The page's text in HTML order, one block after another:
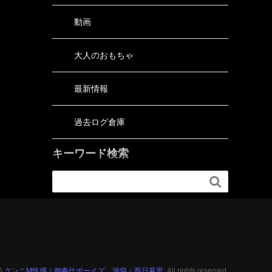
動画
大人のおもちゃ
最新情報
過去ログ倉庫
キーワード検索
